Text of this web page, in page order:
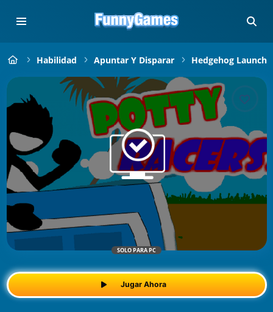
Habilidad Apuntar Y Disparar Hedgehog Launch
SOLO PARA PC
Jugar Ahora